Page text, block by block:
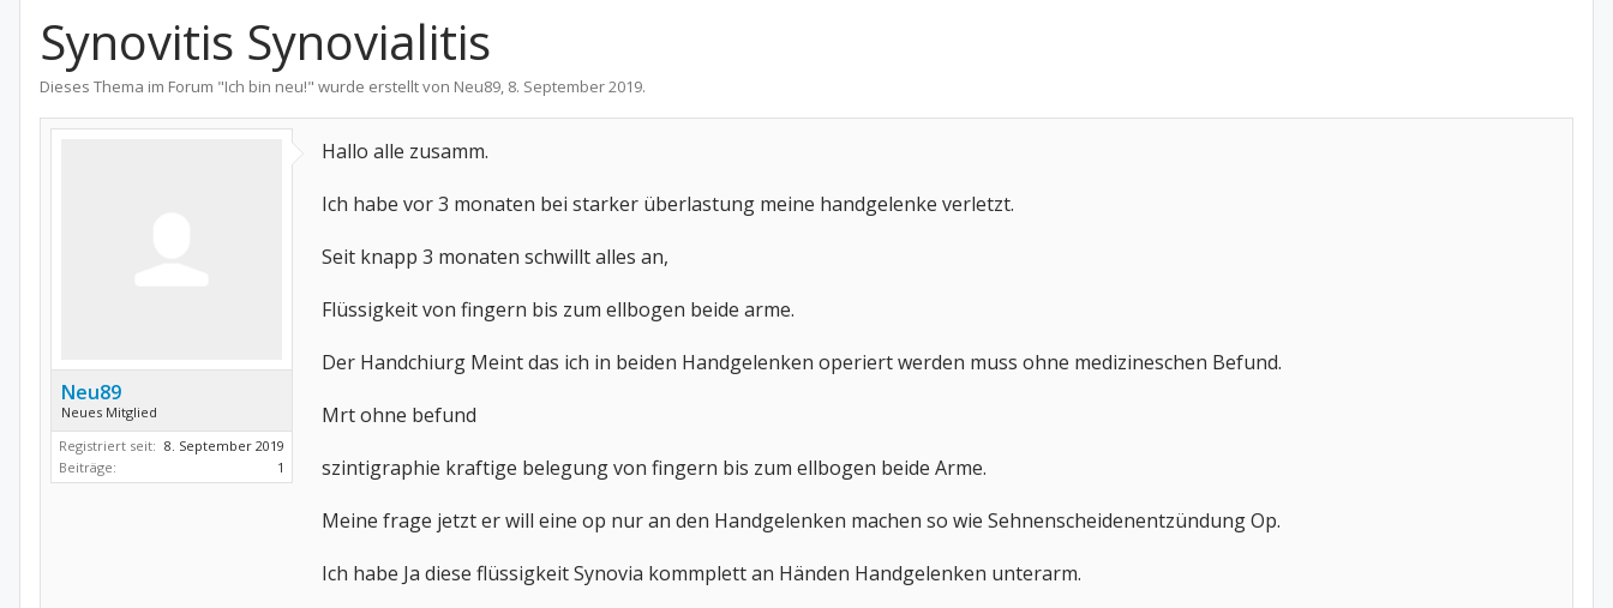
Synovitis Synovialitis
Dieses Thema im Forum "Ich bin neu!" wurde erstellt von Neu89, 8. September 2019.
Neu89
Neues Mitglied
Registriert seit: 8. September 2019
Beiträge:
1
Hallo alle zusamm.
Ich habe vor 3 monaten bei starker überlastung meine handgelenke verletzt.
Seit knapp 3 monaten schwillt alles an,
Flüssigkeit von fingern bis zum ellbogen beide arme.
Der Handchiurg Meint das ich in beiden Handgelenken operiert werden muss ohne medizineschen Befund.
Mrt ohne befund
szintigraphie kraftige belegung von fingern bis zum ellbogen beide Arme.
Meine frage jetzt er will eine op nur an den Handgelenken machen so wie Sehnenscheidenentzündung Op.
Ich habe Ja diese flüssigkeit Synovia kommplett an Händen Handgelenken unterarm.